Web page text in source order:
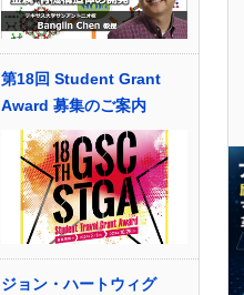
第18回 Student Grant
Award 募集のご案内
ジョン・ハートウィグ